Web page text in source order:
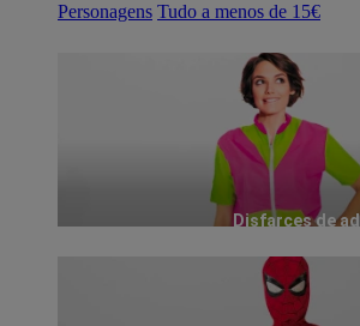
Personagens Tudo a menos de 15€
Disfarces de